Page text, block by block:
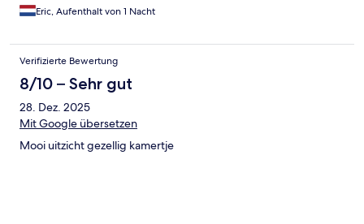
Eric, Aufenthalt von 1 Nacht
Verifizierte Bewertung
8/10 – Sehr gut
28. Dez. 2025
Mit Google übersetzen
Mooi uitzicht gezellig kamertje